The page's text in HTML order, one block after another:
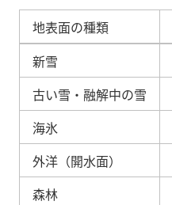
地表面の種類
新雪
古い雪・融解中の雪
海氷
外洋（開水面）
森林